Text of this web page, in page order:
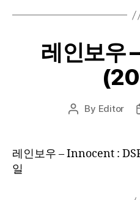
레인보우
Post
By Editor
레인보우 – Innocent :
일